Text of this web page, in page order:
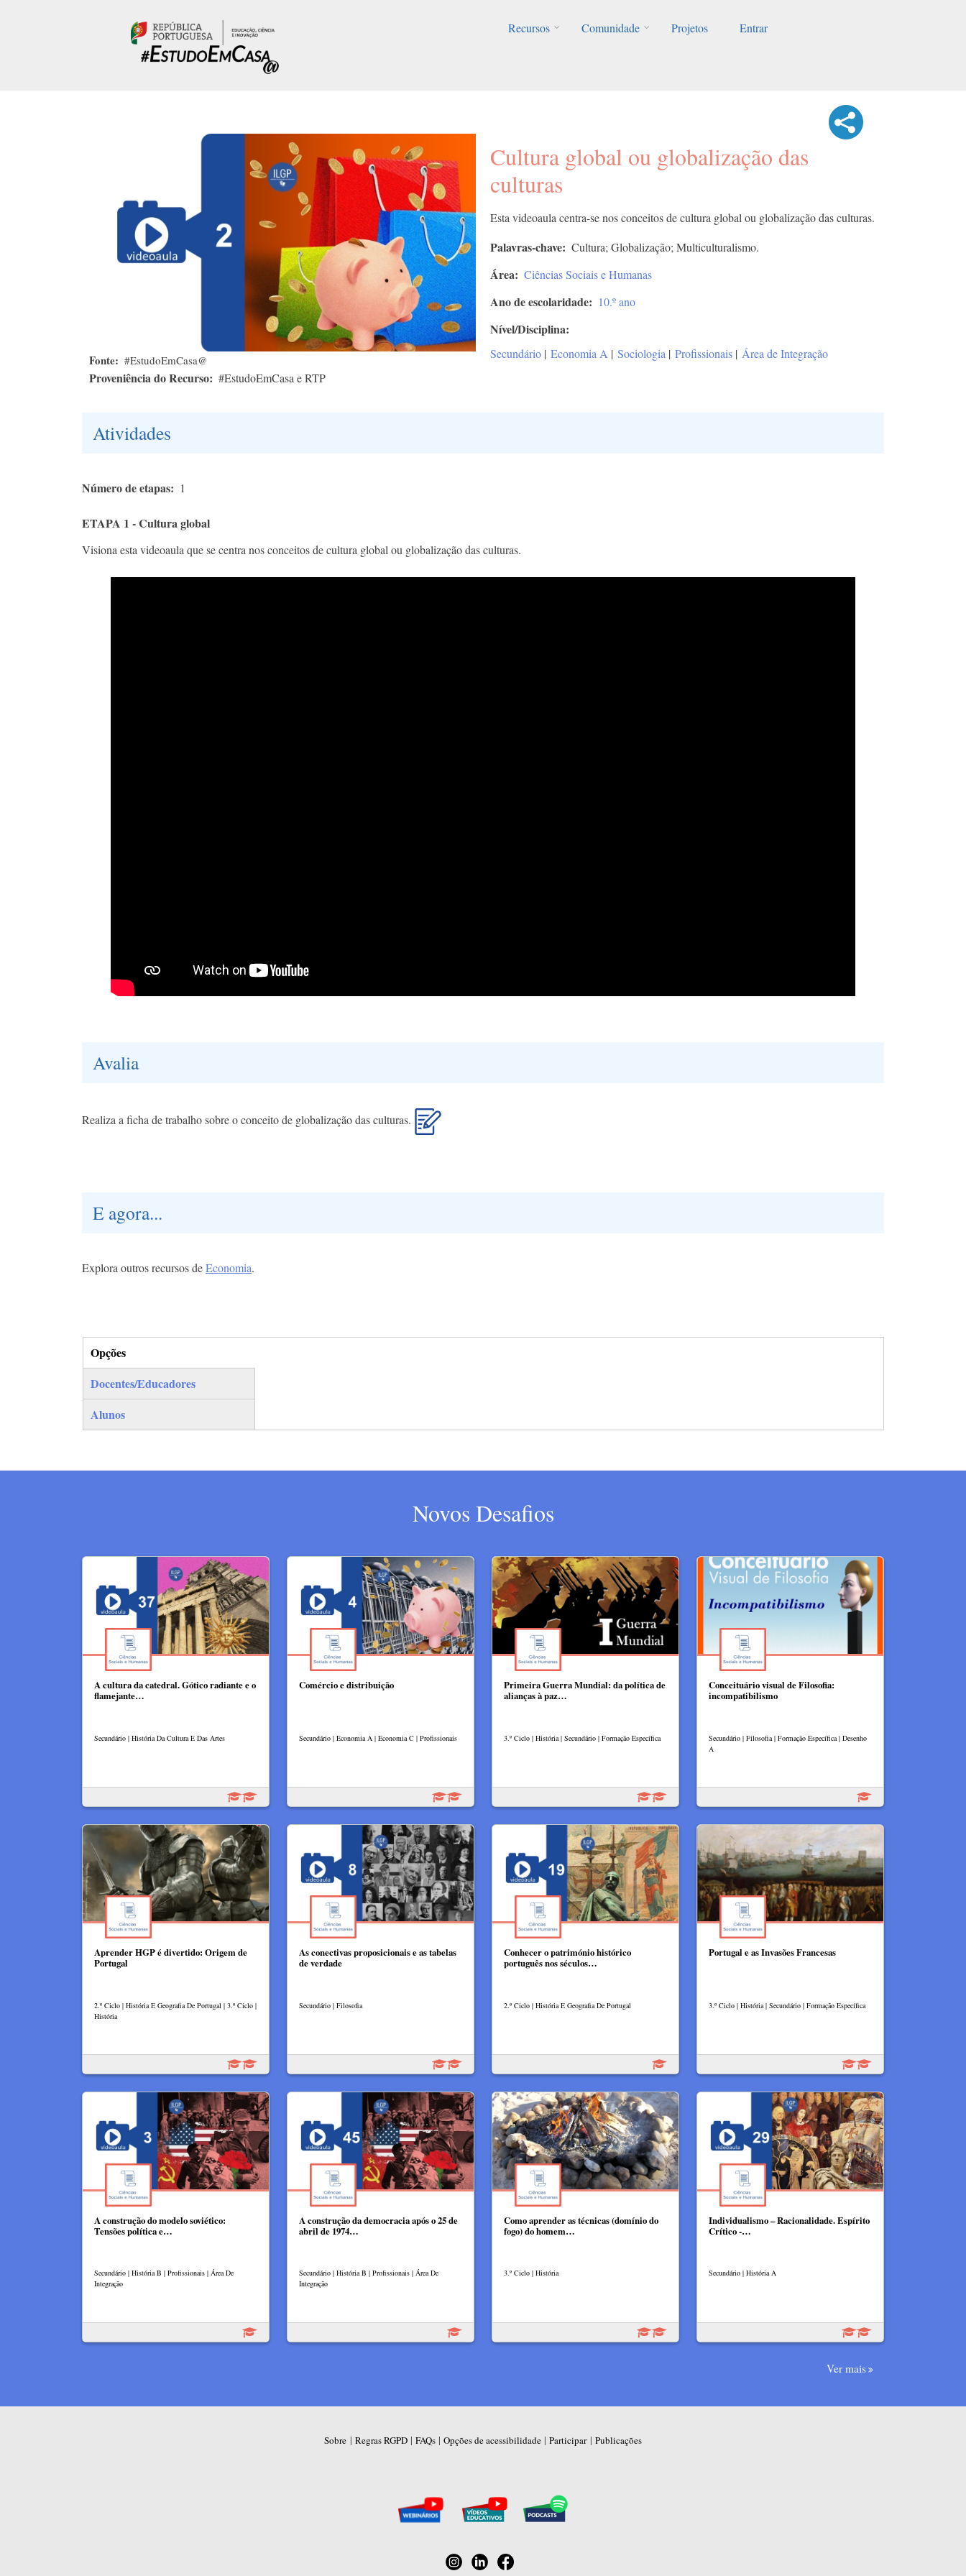
Recursos
Comunidade Projetos Entrar
Fonte #EstudoEmCasa@
Proveniência do Recurso #EstudoEmCasa e RTP
Cultura global ou globalização das
culturas
Esta videoaula centra-se nos conceitos de cultura global ou globalização das culturas.
Palavras-chave Cultura; Globalização; Multiculturalismo.
Área Ciências Sociais e Humanas
Ano de escolaridade 10.º ano
Nível/Disciplina
Secundário | Economia A | Sociologia | Profissionais | Área de Integração
Atividades
Número de etapas 1
ETAPA 1 - Cultura global
Visiona esta videoaula que se centra nos conceitos de cultura global ou globalização das culturas.
Avalia
Realiza a ficha de trabalho sobre o conceito de globalização das culturas.
E agora...
Explora outros recursos deEconomia.
Opções
(separador ativo)
Docentes/Educadores
Alunos
Novos Desafios
A cultura da catedral. Gótico radiante e o
flamejante…
Secundário | História Da Cultura E Das Artes
Comércio e distribuição
Secundário | Economia A | Economia C | Profissionais
Primeira Guerra Mundial: da política de
alianças à paz…
3.º Ciclo | História | Secundário | Formação Específica
Conceituário visual de Filosofia:
incompatibilismo
Secundário | Filosofia | Formação Específica | Desenho
A
Aprender HGP é divertido: Origem de
Portugal
2.º Ciclo | História E Geografia De Portugal | 3.º Ciclo |
História
As conectivas proposicionais e as tabelas
de verdade
Secundário | Filosofia
Conhecer o património histórico
português nos séculos…
2.º Ciclo | História E Geografia De Portugal
Portugal e as Invasões Francesas
3.º Ciclo | História | Secundário | Formação Específica
A construção do modelo soviético:
Tensões política e…
Secundário | História B | Profissionais | Área De
Integração
A construção da democracia após o 25 de
abril de 1974…
Secundário | História B | Profissionais | Área De
Integração
Como aprender as técnicas (domínio do
fogo) do homem…
3.º Ciclo | História
Individualismo – Racionalidade. Espírito
Crítico -…
Secundário | História A
Ver mais
Sobre | Regras RGPD | FAQs | Opções de acessibilidade | Participar| Publicações